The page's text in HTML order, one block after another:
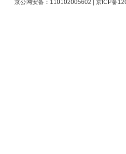
京公网安备：110102005602 | 京ICP备